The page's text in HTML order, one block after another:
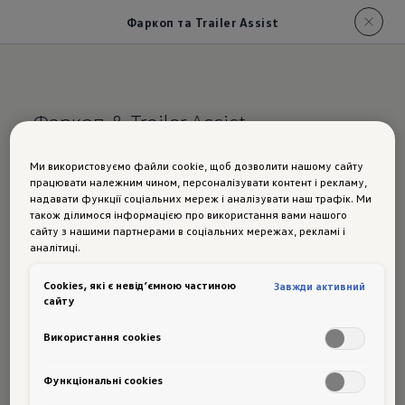
Фаркоп та Trailer Assist
Фаркоп & Trailer Assist
Маневруйте без
зусиль.Навіть з
великим вантажем.
Новий Tayron буксирує до 2.5 тон⁠,
наприклад, будинок на колесах або причіп для
коней. Фаркоп прихований під задньою
Ми використовуємо файли cookie, щоб дозволити нашому сайту
працювати належним чином, персоналізувати контент і рекламу,
надавати функції соціальних мереж і аналізувати наш трафік. Ми
також ділимося інформацією про використання вами нашого
сайту з нашими партнерами в соціальних мережах, рекламі і
аналітиці.
Сookies, які є невід’ємною частиною
сайту
Завжди активний
Використання cookies
Функціональні cookies